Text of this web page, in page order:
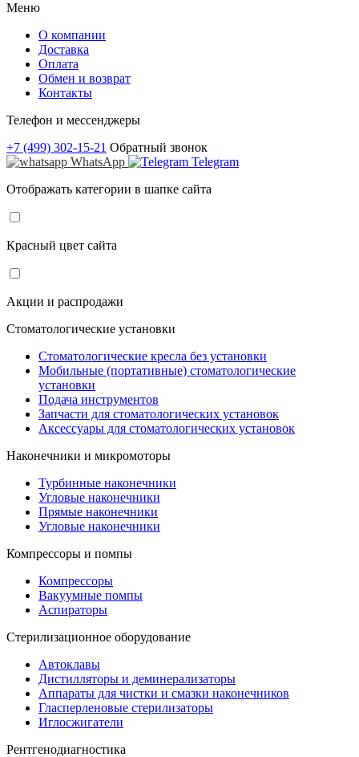
Меню
О компании
Доставка
Оплата
Обмен и возврат
Контакты
Телефон и мессенджеры
+7 (499) 302-15-21 Обратный звонок
WhatsApp
Telegram
Отображать категории в шапке сайта
Красный цвет сайта
Акции и распродажи
Стоматологические установки
Стоматологические кресла без установки
Мобильные (портативные) стоматологические
установки
Подача инструментов
Запчасти для стоматологических установок
Аксессуары для стоматологических установок
Наконечники и микромоторы
Турбинные наконечники
Угловые наконечники
Прямые наконечники
Угловые наконечники
Компрессоры и помпы
Компрессоры
Вакуумные помпы
Аспираторы
Стерилизационное оборудование
Автоклавы
Дистилляторы и деминерализаторы
Аппараты для чистки и смазки наконечников
Гласперленовые стерилизаторы
Иглосжигатели
Рентгенодиагностика